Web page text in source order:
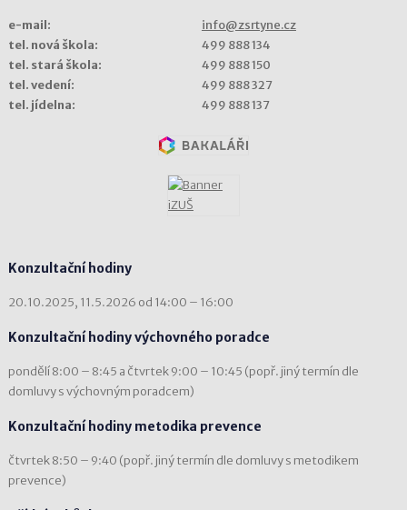
e-mail:
info@zsrtyne.cz
tel. nová škola:
499 888 134
tel. stará škola:
499 888 150
tel. vedení:
499 888 327
tel. jídelna:
499 888 137
Konzultační hodiny
20.10.2025, 11.5.2026 od 14:00 – 16:00
Konzultační hodiny výchovného poradce
pondělí 8:00 – 8:45 a čtvrtek 9:00 – 10:45 (popř. jiný termín dle
domluvy s výchovným poradcem)
Konzultační hodiny metodika prevence
čtvrtek 8:50 – 9:40 (popř. jiný termín dle domluvy s metodikem
prevence)